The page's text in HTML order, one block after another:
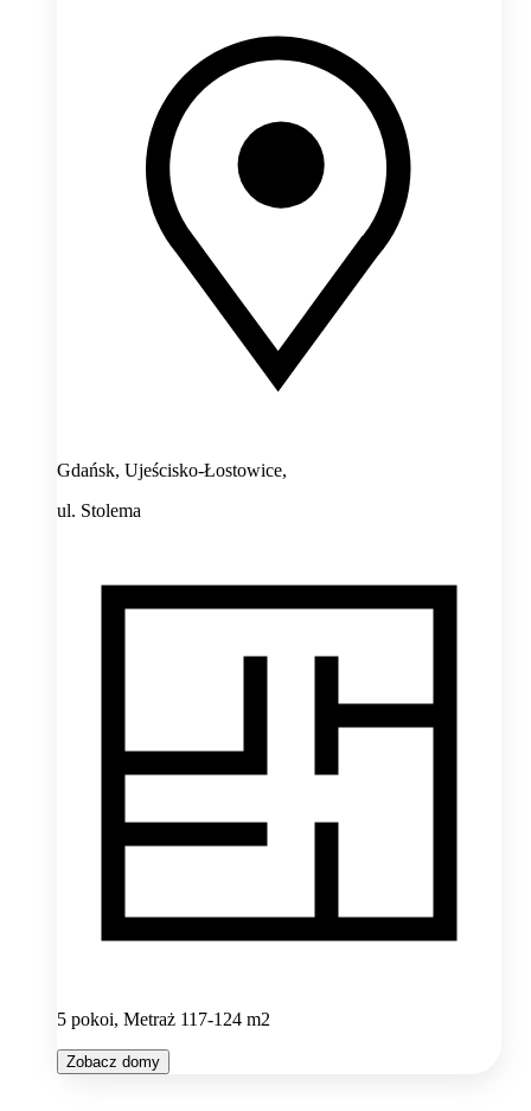
Gdańsk, Ujeścisko-Łostowice,
ul. Stolema
5 pokoi, Metraż 117-124 m2
Zobacz domy